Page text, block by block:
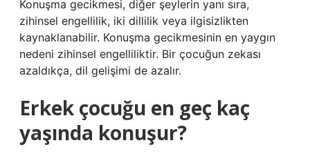
Konuşma gecikmesi, diğer şeylerin yanı sıra,
zihinsel engellilik, iki dillilik veya ilgisizlikten
kaynaklanabilir. Konuşma gecikmesinin en yaygın
nedeni zihinsel engelliliktir. Bir çocuğun zekası
azaldıkça, dil gelişimi de azalır.
Erkek çocuğu en geç kaç
yaşında konuşur?